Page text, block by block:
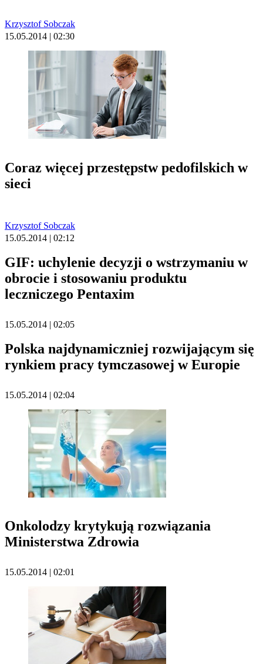
Krzysztof Sobczak
15.05.2014 | 02:30
Coraz więcej przestępstw pedofilskich w
sieci
Krzysztof Sobczak
15.05.2014 | 02:12
GIF: uchylenie decyzji o wstrzymaniu w
obrocie i stosowaniu produktu
leczniczego Pentaxim
15.05.2014 | 02:05
Polska najdynamiczniej rozwijającym się
rynkiem pracy tymczasowej w Europie
15.05.2014 | 02:04
Onkolodzy krytykują rozwiązania
Ministerstwa Zdrowia
15.05.2014 | 02:01